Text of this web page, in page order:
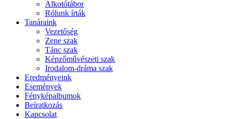
Alkotótábor
Rólunk írták
Tanáraink
Vezetőség
Zene szak
Tánc szak
Képzőművészeti szak
Irodalom-dráma szak
Eredményeink
Események
Fényképalbumok
Beíratkozás
Kapcsolat